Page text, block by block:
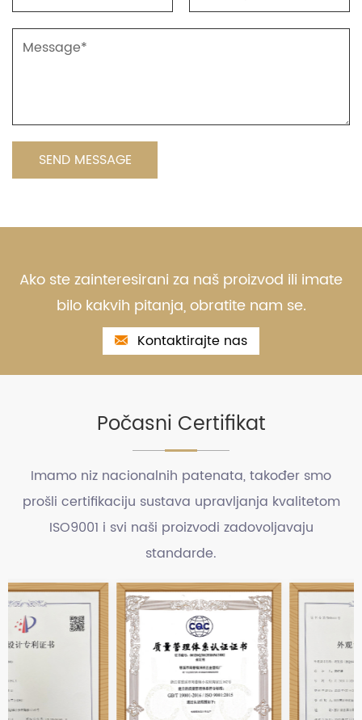
Ako ste zainteresirani za naš proizvod ili imate
bilo kakvih pitanja, obratite nam se.
Kontaktirajte nas
Počasni Certifikat
Imamo niz nacionalnih patenata, također smo
prošli certifikaciju sustava upravljanja kvalitetom
ISO9001 i svi naši proizvodi zadovoljavaju
standarde.